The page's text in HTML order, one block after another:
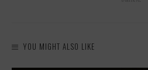
YOU MIGHT ALSO LIKE